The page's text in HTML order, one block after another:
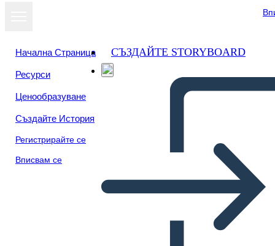
Начална Страница
Ресурси
Ценообразуване
Създайте История
Регистрирайте се
Вписвам се
СЪЗДАЙТЕ STORYBOARD
Technical-Example